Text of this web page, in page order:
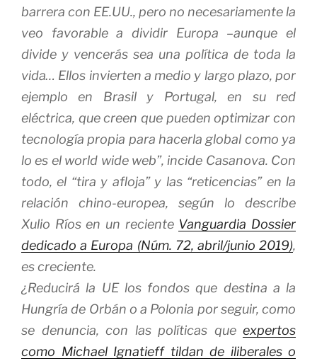
barrera con EE.UU., pero no necesariamente la
veo favorable a dividir Europa –aunque el
divide y vencerás sea una política de toda la
vida… Ellos invierten a medio y largo plazo, por
ejemplo en Brasil y Portugal, en su red
eléctrica, que creen que pueden optimizar con
tecnología propia para hacerla global como ya
lo es el world wide web”, incide Casanova. Con
todo, el “tira y afloja” y las “reticencias”en la
relación chino-europea, según lo describe
Xulio Ríos en un reciente Vanguardia Dossier
dedicado a Europa (Núm. 72, abril/junio 2019),
es creciente.
¿Reducirá la UE los fondos que destina a la
Hungría de Orbán o a Polonia por seguir, como
se denuncia, con las políticas que expertos
como Michael Ignatieff tildan de iliberales o